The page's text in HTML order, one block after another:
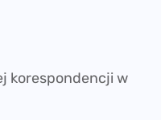
korespondencji w